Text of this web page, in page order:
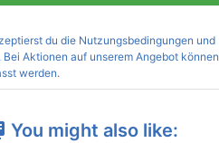
du die Nutzungsbedingungen und
. Bei Aktionen auf unserem Angebot können
werden.
You might also like: